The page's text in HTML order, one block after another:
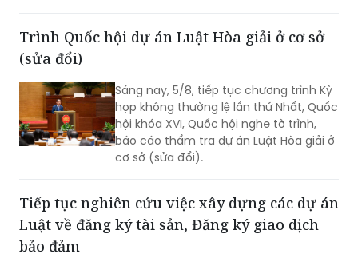
Trình Quốc hội dự án Luật Hòa giải ở cơ sở
(sửa đổi)
Sáng nay, 5/8, tiếp tục chương trình Kỳ
họp không thường lệ lần thứ Nhất, Quốc
hội khóa XVI, Quốc hội nghe tờ trình,
báo cáo thẩm tra dự án Luật Hòa giải ở
cơ sở (sửa đổi).
Tiếp tục nghiên cứu việc xây dựng các dự án
Luật về đăng ký tài sản, Đăng ký giao dịch
bảo đảm